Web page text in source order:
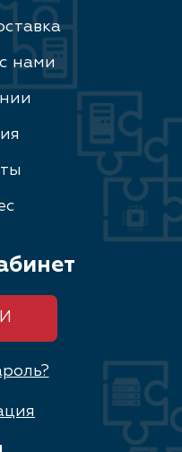
нами